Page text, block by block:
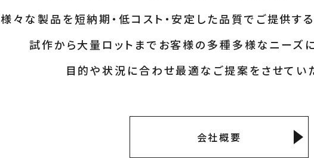
様々な製品を短納期・低コスト・安定した品質でご提供す
試作から大量ロットまでお客様の多種多様なニーズ
目的や状況に合わせ最適なご提案をさせてい
会社概要